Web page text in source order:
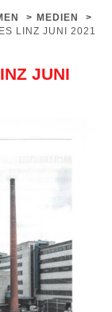
> MEDIEN
>
LINZ JUNI 2021
JUNI